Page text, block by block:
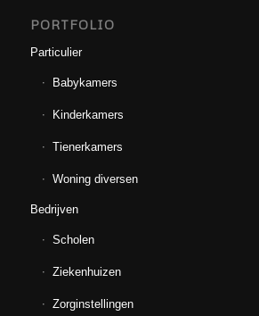
PORTFOLIO
Particulier
Babykamers
Kinderkamers
Tienerkamers
Woning diversen
Bedrijven
Scholen
Ziekenhuizen
Zorginstellingen